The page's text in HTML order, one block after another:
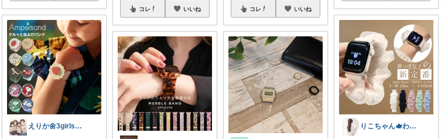
えりか🌼3girlsママ
コレ いいね コレ いいね
りこちゃん🫖わがまま厳選アイテム